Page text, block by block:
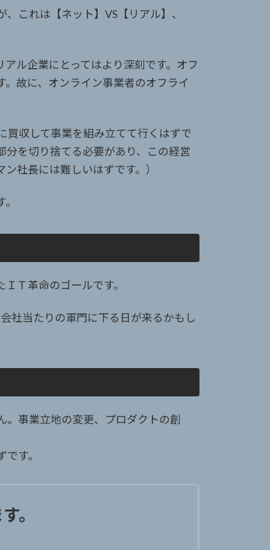
これは【ネット】VS【リアル】、
ル企業にとってはより深刻です。オフ
故に、オンライン事業者のオフライ
買収して事業を組み立てて行くはずで
を切り捨てる必要があり、この経営
社長には難しいはずです。）
Ｔ革命のゴールです。
社当たりの軍門に下る日が来るかもし
事業立地の変更、プロダクトの創
す。
。